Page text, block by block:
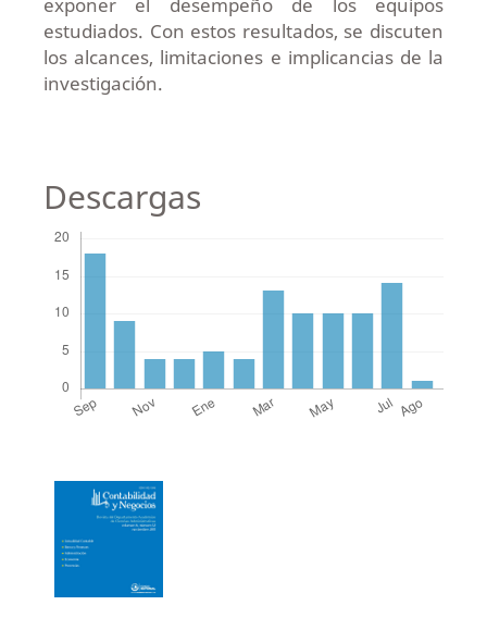
estudiados. Con estos resultados, se discuten
los alcances, limitaciones e implicancias de la
investigación.
Descargas